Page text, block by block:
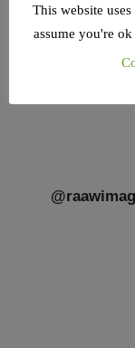
This website
assume you're